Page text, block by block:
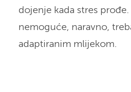
dojenje kada stres
nemoguće, naravno,
adaptiranim mlijekom.